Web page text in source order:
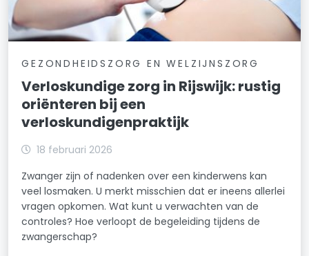
GEZONDHEIDSZORG EN WELZIJNSZORG
Verloskundige zorg in Rijswijk: rustig
oriënteren bij een
verloskundigenpraktijk
18 februari 2026
Zwanger zijn of nadenken over een kinderwens kan
veel losmaken. U merkt misschien dat er ineens allerlei
vragen opkomen. Wat kunt u verwachten van de
controles? Hoe verloopt de begeleiding tijdens de
zwangerschap?